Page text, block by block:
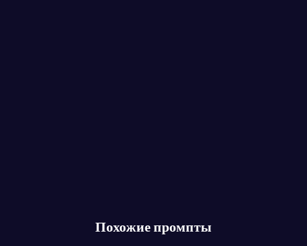
Похожие промпты